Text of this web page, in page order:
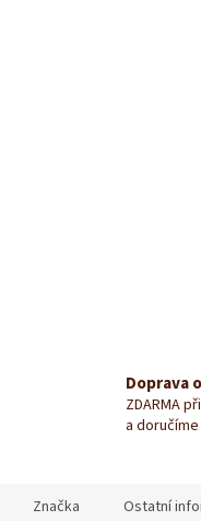
Doprava
ZDARMA
a
Značka Ostatní